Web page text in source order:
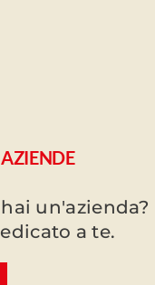
un'azienda?
a te.